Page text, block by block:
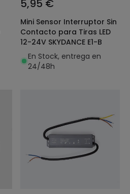
5,95 €
Mini Sensor Interruptor Sin
Contacto para Tiras LED
12-24V SKYDANCE E1-B
En Stock, entrega en
24/48h